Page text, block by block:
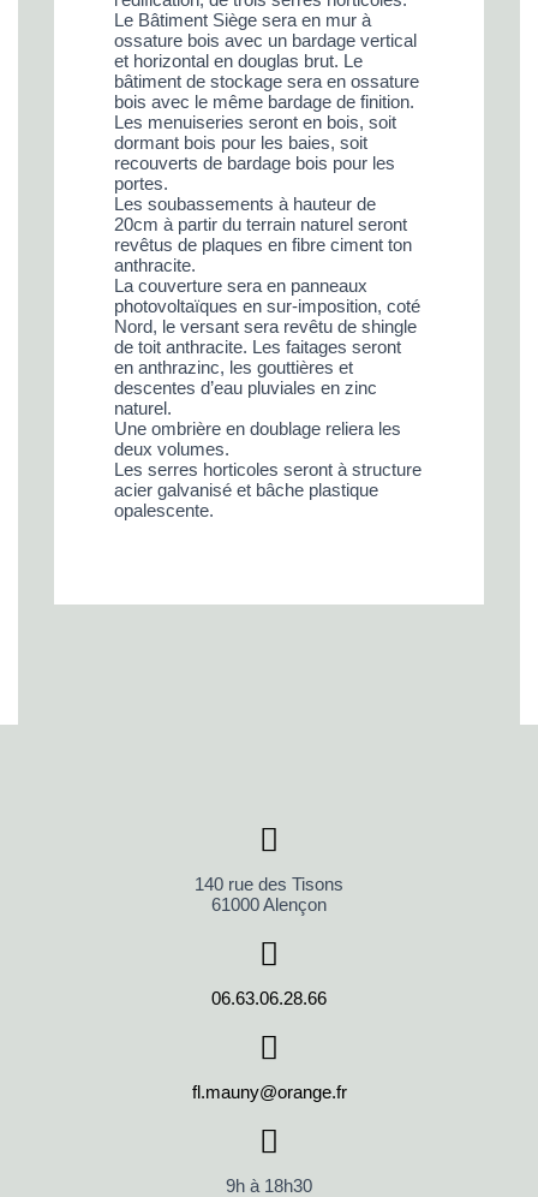
Le Bâtiment Siège sera en mur à
ossature bois avec un bardage vertical
et horizontal en douglas brut. Le
bâtiment de stockage sera en ossature
bois avec le même bardage de finition.
Les menuiseries seront en bois, soit
dormant bois pour les baies, soit
recouverts de bardage bois pour les
portes.
Les soubassements à hauteur de
20cm à partir du terrain naturel seront
revêtus de plaques en fibre ciment ton
anthracite.
La couverture sera en panneaux
photovoltaïques en sur-imposition, coté
Nord, le versant sera revêtu de shingle
de toit anthracite. Les faitages seront
en anthrazinc, les gouttières et
descentes d’eau pluviales en zinc
naturel.
Une ombrière en doublage reliera les
deux volumes.
Les serres horticoles seront à structure
acier galvanisé et bâche plastique
opalescente.
140 rue des Tisons
61000 Alençon
06.63.06.28.66
fl.mauny@orange.fr
9h à 18h30